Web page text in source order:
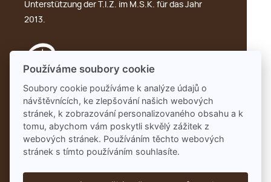
Unterstützung der T.I.Z. im M.S.K. für das Jahr
2013.
GDPR
Používáme soubory cookie
Soubory cookie používáme k analýze údajů o
návštěvnících, ke zlepšování našich webových
stránek, k zobrazování personalizovaného obsahu a k
tomu, abychom vám poskytli skvělý zážitek z
webových stránek. Používáním těchto webových
stránek s tímto používáním souhlasíte.